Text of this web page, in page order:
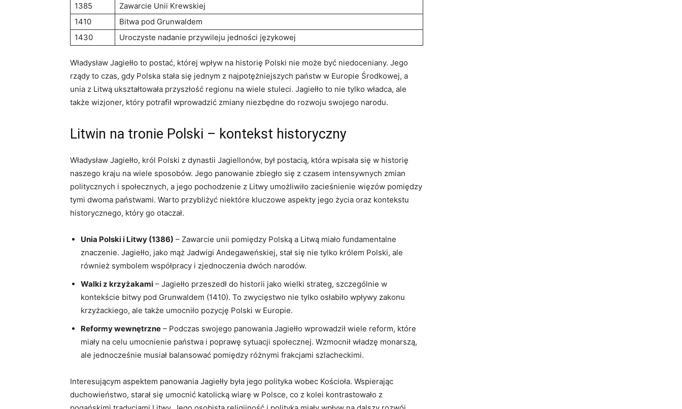
1385
Zawarcie Unii Krewskiej
1410
Bitwa pod Grunwaldem
1430
Uroczyste nadanie przywileju jedności językowej
Władysław Jagiełło to postać, której wpływ na historię Polski nie może być niedoceniany. Jego
rządy to czas, gdy Polska stała się jednym z najpotężniejszych państw w Europie Środkowej, a
unia z Litwą ukształtowała przyszłość regionu na wiele stuleci. Jagiełło to nie tylko władca, ale
także wizjoner, który potrafił wprowadzić zmiany niezbędne do rozwoju swojego narodu.
Litwin na tronie Polski – kontekst historyczny
Władysław Jagiełło, król Polski z dynastii Jagiellonów, był postacią, która wpisała się w historię
naszego kraju na wiele sposobów. Jego panowanie zbiegło się z czasem intensywnych zmian
politycznych i społecznych, a jego pochodzenie z Litwy umożliwiło zacieśnienie więzów pomiędzy
tymi dwoma państwami. Warto przybliżyć niektóre kluczowe aspekty jego życia oraz kontekstu
historycznego, który go otaczał.
Unia Polski i Litwy (1386) – Zawarcie unii pomiędzy Polską a Litwą miało fundamentalne
znaczenie. Jagiełło, jako mąż Jadwigi Andegaweńskiej, stał się nie tylko królem Polski, ale
również symbolem współpracy i zjednoczenia dwóch narodów.
Walki z krzyżakami – Jagiełło przeszedł do historii jako wielki strateg, szczególnie w
kontekście bitwy pod Grunwaldem (1410). To zwycięstwo nie tylko osłabiło wpływy zakonu
krzyżackiego, ale także umocniło pozycję Polski w Europie.
Reformy wewnętrzne – Podczas swojego panowania Jagiełło wprowadził wiele reform, które
miały na celu umocnienie państwa i poprawę sytuacji społecznej. Wzmocnił władzę monarszą,
ale jednocześnie musiał balansować pomiędzy różnymi frakcjami szlacheckimi.
Interesującym aspektem panowania Jagiełły była jego polityka wobec Kościoła. Wspierając
duchowieństwo, starał się umocnić katolicką wiarę w Polsce, co z kolei kontrastowało z